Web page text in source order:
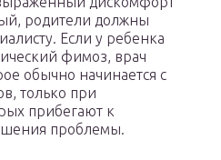
родители должны
Если у ребенка
фимоз, врач
обычно начинается с
только при
прибегают к
проблемы.